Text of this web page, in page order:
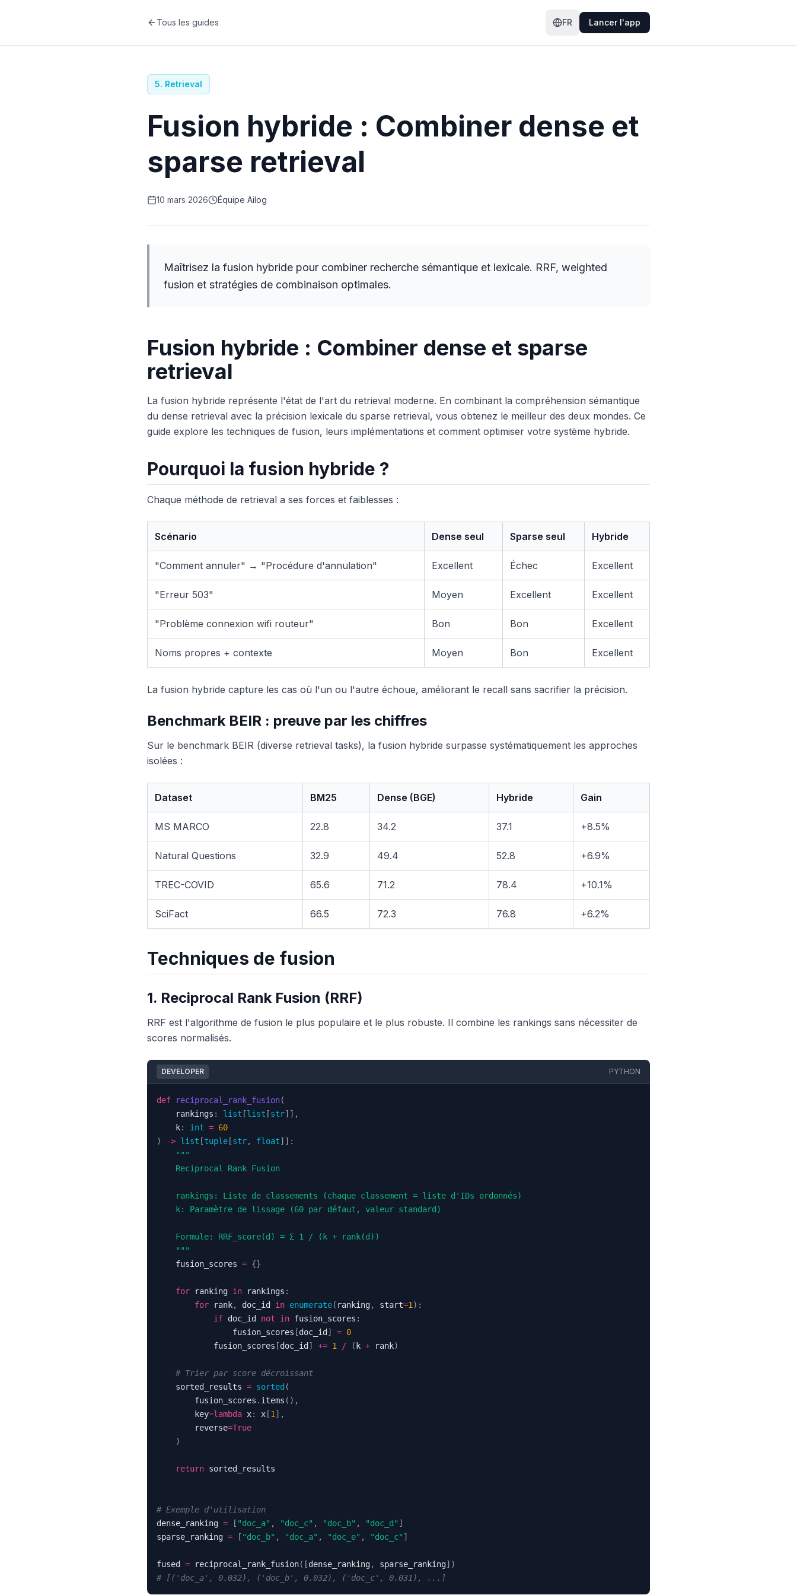
Tous les guides FR Lancer l'app
5. Retrieval
Fusion hybride : Combiner dense et
sparse retrieval
10 mars 2026 Équipe Ailog
Maîtrisez la fusion hybride pour combiner recherche sémantique et lexicale. RRF, weighted
fusion et stratégies de combinaison optimales.
Fusion hybride : Combiner dense et sparse
retrieval
La fusion hybride représente l'état de l'art du retrieval moderne. En combinant la compréhension sémantique
du dense retrieval avec la précision lexicale du sparse retrieval, vous obtenez le meilleur des deux mondes. Ce
guide explore les techniques de fusion, leurs implémentations et comment optimiser votre système hybride.
Pourquoi la fusion hybride ?
Chaque méthode de retrieval a ses forces et faiblesses :
Scénario Dense seul Sparse seul Hybride
"Comment annuler" → "Procédure d'annulation" Excellent Échec Excellent
"Erreur 503" Moyen Excellent Excellent
"Problème connexion wifi routeur" Bon Bon Excellent
Noms propres + contexte Moyen Bon Excellent
La fusion hybride capture les cas où l'un ou l'autre échoue, améliorant le recall sans sacrifier la précision.
Benchmark BEIR : preuve par les chiffres
Sur le benchmark BEIR (diverse retrieval tasks), la fusion hybride surpasse systématiquement les approches
isolées :
Dataset BM25 Dense (BGE) Hybride Gain
MS MARCO 22.8 34.2 37.1 +8.5%
Natural Questions 32.9 49.4 52.8 +6.9%
TREC-COVID 65.6 71.2 78.4 +10.1%
SciFact 66.5 72.3 76.8 +6.2%
Techniques de fusion
1. Reciprocal Rank Fusion (RRF)
RRF est l'algorithme de fusion le plus populaire et le plus robuste. Il combine les rankings sans nécessiter de
scores normalisés.
DEVELOPER PYTHON
def reciprocal_rank_fusion(
    rankings
: list [list [str] ] ,
    k
: int = 60
)
-> list [tuple [str, float] ] :
    """
    fusion_scores
= {}
for ranking in rankings :
for rank, doc_id in enumerate( ranking, start=1 ) :
if doc_id not in fusion_scores :
                fusion_scores
[doc_id ] = 0
            fusion_scores
[doc_id ] += 1 / ( k + rank)
# Trier par score décroissant
    sorted_results
= sorted (
        fusion_scores
. items ( ) ,
        key
=lambda x: x [1 ] ,
        reverse
=True
)
return
# Exemple d'utilisation
dense_ranking = [ "doc_a" , "doc_c" , "doc_b" , "doc_d" ]
sparse_ranking = [ "doc_b" , "doc_a" , "doc_e" , "doc_c" ]
fused = reciprocal_rank_fusion( [dense_ranking, sparse_ranking] )
# [('doc_a', 0.032), ('doc_b', 0.032), ('doc_c', 0.031), ...]